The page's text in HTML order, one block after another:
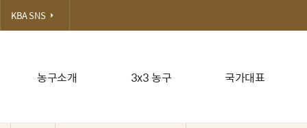
농구소개 3x3 농구 국가대표
KBA SNS